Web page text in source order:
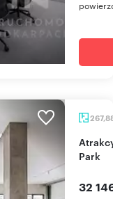
Atrakcyjny lokal 268 m² z tarasem w Olszynki
Park
32